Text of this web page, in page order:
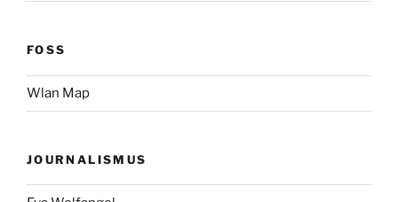
FOSS
Wlan Map
JOURNALISMUS